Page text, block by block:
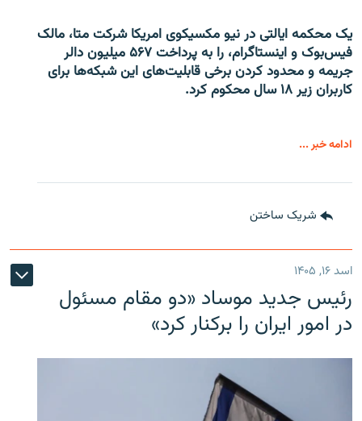
یک محکمه ایالتی در نیو مکسیکوی امریکا شرکت متا، مالک
فیس‌بوک و اینستاگرام، را به پرداخت ۵۶۷ میلیون دالر
جریمه و محدود کردن برخی قابلیت‌های این شبکه‌ها برای
کاربران زیر ۱۸ سال محکوم کرد.
ادامه خبر ...
شریک ساختن
اسد ۱۶, ۱۴۰۵
رئیس جدید موساد «دو مقام مسئول
در امور ایران را برکنار کرد»